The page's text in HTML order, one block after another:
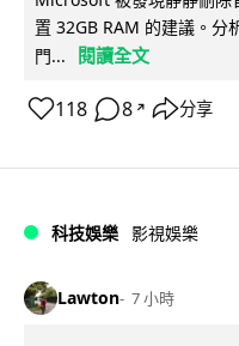
置 32GB RAM 的建議。分
門...
閱讀全文
118 8 ↗ 分享
科技娛樂 影視娛樂
Lawton 7 小時